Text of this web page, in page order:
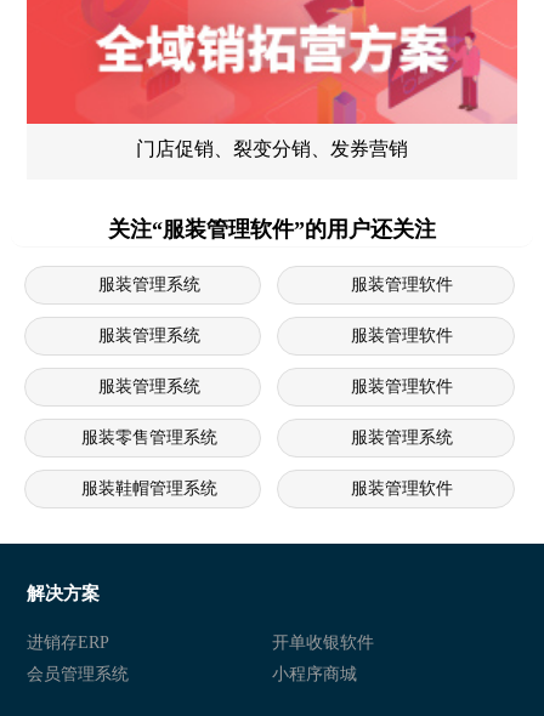
门店促销、裂变分销、发券营销
关注“服装管理软件”的用户还关注
服装管理系统 服装管理软件
服装管理系统 服装管理软件
服装管理系统 服装管理软件
服装零售管理系统 服装管理系统
服装鞋帽管理系统 服装管理软件
服装连锁店管理软件
服装零售管理系统 服装管理软件
解决方案
进销存ERP
开单收银软件
会员管理系统
小程序商城